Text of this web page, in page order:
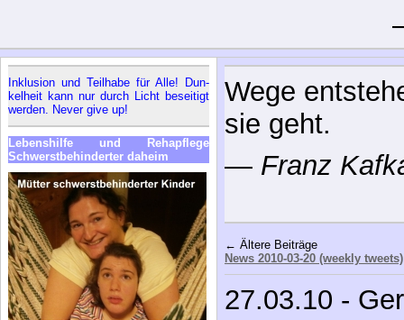
In­klu­si­on und Teil­ha­be für Al­le! Dun­
kel­heit kann nur durch Licht be­sei­tigt
wer­den. Ne­ver gi­ve up!
Le­bens­hil­fe und Re­h­a­pfle­ge
Schwerst­be­hin­der­ter da­heim
Wege
sie geht.
— Franz
← Ältere Beiträge
News 2010-03-20 (weekly tweets)
27.03.10 -